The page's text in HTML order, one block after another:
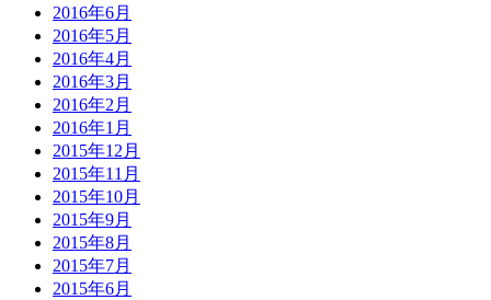
2016年6月
2016年5月
2016年4月
2016年3月
2016年2月
2016年1月
2015年12月
2015年11月
2015年10月
2015年9月
2015年8月
2015年7月
2015年6月